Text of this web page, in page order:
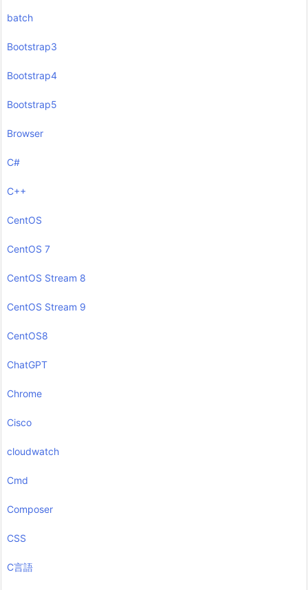
batch
Bootstrap3
Bootstrap4
Bootstrap5
Browser
C#
C++
CentOS
CentOS 7
CentOS Stream 8
CentOS Stream 9
CentOS8
ChatGPT
Chrome
Cisco
cloudwatch
Cmd
Composer
CSS
C言語